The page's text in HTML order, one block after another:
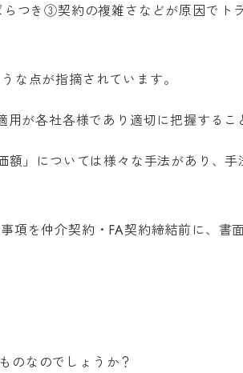
つき③契約の複雑さなどが原因でト
な点が指摘されています。
が各社各様であり適切に把握するこ
」については様々な手法があり、手
項を仲介契約・FA契約締結前に、書
のなのでしょうか？